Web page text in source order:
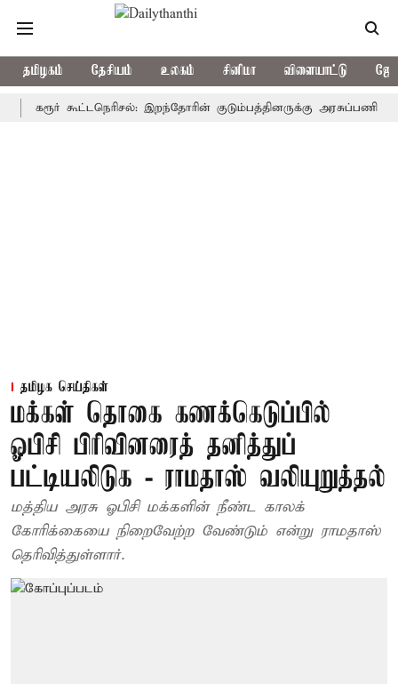
தமிழகம் தேசியம் உலகம் சினிமா விளையாட்டு
கூட்டநெரிசல்: இறந்தோரின் குடும்பத்தினருக்கு அரசுப்பணி வழக்கு;
தமிழக செய்திகள்
மக்கள் தொகை கணக்கெடுப்பில்
ஓபிசி பிரிவினரைத் தனித்துப்
பட்டியலிடுக - ராமதாஸ் வலியுறுத்தல்
மத்திய அரசு ஓபிசி மக்களின் நீண்ட காலக்
கோரிக்கையை நிறைவேற்ற வேண்டும் என்று ராமதாஸ்
தெரிவித்துள்ளார்.